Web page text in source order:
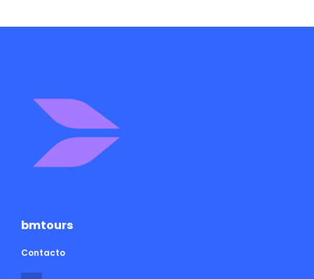
bmtours
Contacto